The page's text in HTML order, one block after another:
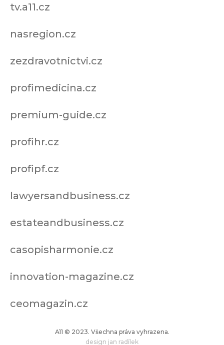
tv.a11.cz
nasregion.cz
zezdravotnictvi.cz
profimedicina.cz
premium-guide.cz
profihr.cz
profipf.cz
lawyersandbusiness.cz
estateandbusiness.cz
casopisharmonie.cz
innovation-magazine.cz
ceomagazin.cz
A11 © 2023. Všechna práva vyhrazena.
design jan radílek